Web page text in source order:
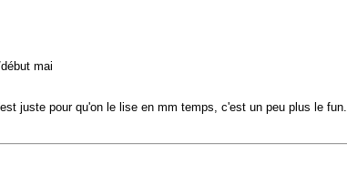
mai
juste pour qu'on le lise en mm temps, c'est un peu plus le fun.